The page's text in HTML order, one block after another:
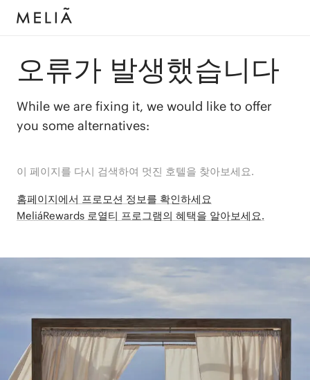
오류가 발생했습니다
While we are fixing it, we would like to offer
you some alternatives:
이 페이지를 다시 검색하여 멋진 호텔을 찾아보세요.
홈페이지에서 프로모션 정보를 확인하세요
MeliáRewards 로열티 프로그램의 혜택을 알아보세요.